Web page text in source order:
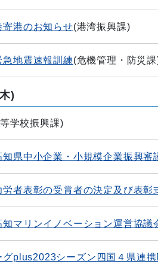
港のお知らせ(港湾振興課)
地震速報訓練(危機管理・防災課
)
学校振興課)
県中小企業・小規模企業振興審
者表彰の受賞者の決定及び表彰
マリンイノベーション運営協議
グplus2023シーズン四国４県連